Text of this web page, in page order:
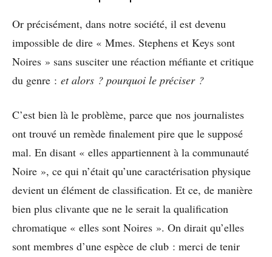
Or précisément, dans notre société, il est devenu
impossible de dire « Mmes. Stephens et Keys sont
Noires » sans susciter une réaction méfiante et critique
du genre : et alors ? pourquoi le préciser ?
C’est bien là le problème, parce que nos journalistes
ont trouvé un remède finalement pire que le supposé
mal. En disant « elles appartiennent à la communauté
Noire », ce qui n’était qu’une caractérisation physique
devient un élément de classification. Et ce, de manière
bien plus clivante que ne le serait la qualification
chromatique « elles sont Noires ». On dirait qu’elles
sont membres d’une espèce de club : merci de tenir